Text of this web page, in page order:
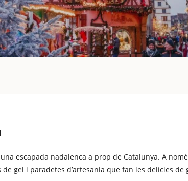
escapada nadalenca a prop de Catalunya. A
gel i paradetes d’artesania que fan les delícies de